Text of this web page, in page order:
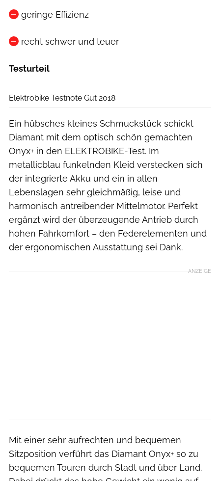
geringe Effizienz
recht schwer und teuer
Testurteil
Elektrobike Testnote Gut 2018
Ein hübsches kleines Schmuckstück schickt
Diamant mit dem optisch schön gemachten
Onyx+ in den ELEKTROBIKE-Test. Im
metallicblau funkelnden Kleid verstecken sich
der integrierte Akku und ein in allen
Lebenslagen sehr gleichmäßig, leise und
harmonisch antreibender Mittelmotor. Perfekt
ergänzt wird der überzeugende Antrieb durch
hohen Fahrkomfort – den Federelementen und
der ergonomischen Ausstattung sei Dank.
ANZEIGE
Mit einer sehr aufrechten und bequemen
Sitzposition verführt das Diamant Onyx+ so zu
bequemen Touren durch Stadt und über Land.